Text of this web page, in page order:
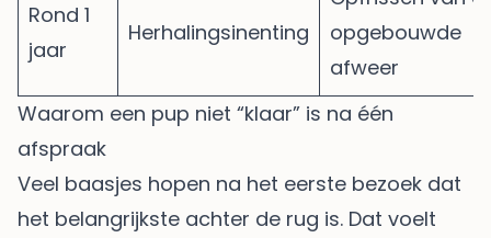
Rond 1
jaar
Herhalingsinenting
opgebouwde
afweer
Waarom een pup niet “klaar” is na één
afspraak
Veel baasjes hopen na het eerste bezoek dat
het belangrijkste achter de rug is. Dat voelt